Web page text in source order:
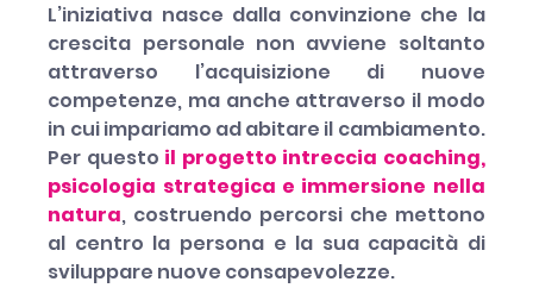
L’iniziativa nasce dalla convinzione che la
crescita personale non avviene soltanto
attraverso l’acquisizione di nuove
competenze, ma anche attraverso il modo
in cui impariamo ad abitare il cambiamento.
Per questo il progetto intreccia coaching,
psicologia strategica e immersione nella
natura, costruendo percorsi che mettono
al centro la persona e la sua capacità di
sviluppare nuove consapevolezze.